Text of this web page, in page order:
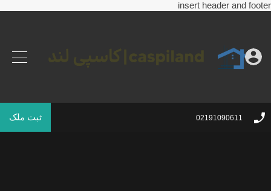
insert header and footer
02191090611 ثبت ملک